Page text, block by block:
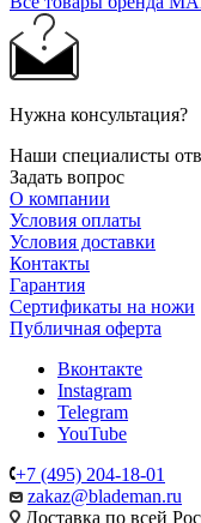
Нужна консультация?
Наши специалисты
Задать вопрос
О компании
Условия оплаты
Условия доставки
Контакты
Гарантия
Сертификаты на ножи
Публичная оферта
Вконтакте
Instagram
Telegram
YouTube
+7 (495) 204-18-01
zakaz@blademan.ru
Доставка по всей